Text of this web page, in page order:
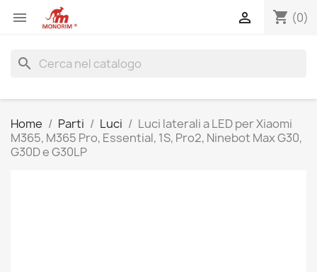
 shopping_cart (0)

search
Home Parti Luci
Luci laterali a LED per Xiaomi
M365, M365 Pro, Essential, 1S, Pro2, Ninebot Max G30,
G30D e G30LP